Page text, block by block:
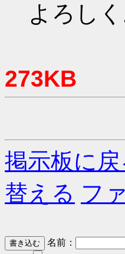
よろし
273KB
掲示板に戻
替える フ
名前：